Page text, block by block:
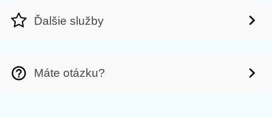
Ďalšie služby
Máte otázku?